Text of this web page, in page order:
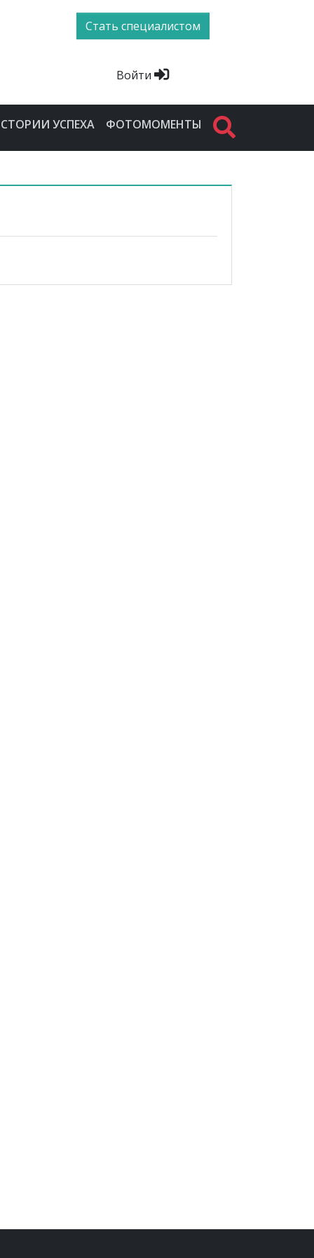
Стать специалистом
Войти
УСПЕХА ФОТОМОМЕНТЫ